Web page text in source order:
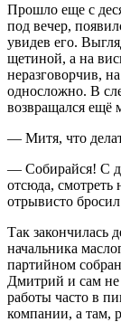
Прошло еще с
под вечер,
увидев его.
щетиной, а на
неразговорчив,
односложно. В
возвращался ещё
— Митя, что
— Собирайся! С
отсюда,
отрывисто
Так закончилась
начальника
партийном
Дмитрий и сам
работы часто в
компании, а там,